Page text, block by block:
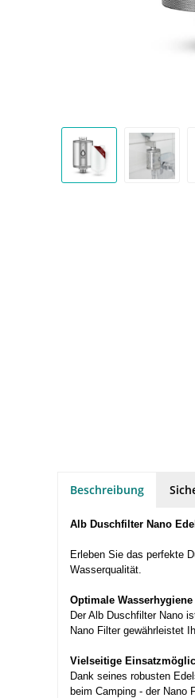
Beschreibung
Alb Duschfilter Nano
Erleben Sie das perfekte
Wasserqualität.
Optimale Wasserhygiene
Der Alb Duschfilter Nano
Nano Filter gewährleistet
Vielseitige
Dank seines robusten
beim Camping - der Nano